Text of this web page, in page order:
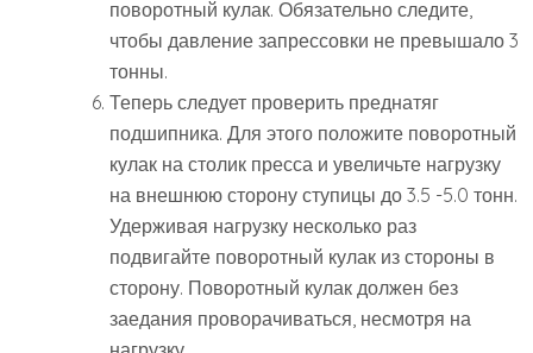
поворотный кулак. Обязательно следите,
чтобы давление запрессовки не превышало 3
тонны.
Теперь следует проверить преднатяг
подшипника. Для этого положите поворотный
кулак на столик пресса и увеличьте нагрузку
на внешнюю сторону ступицы до 3.5 -5.0 тонн.
Удерживая нагрузку несколько раз
подвигайте поворотный кулак из стороны в
сторону. Поворотный кулак должен без
заедания проворачиваться, несмотря на